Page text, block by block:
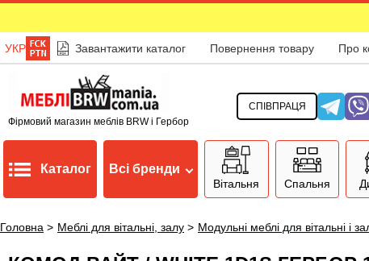
УКР Завантажити каталог Повернення товару Про
Фірмовий магазин меблів BRW і Гербор
СПІВПРАЦЯ
Каталог Всі бренди
Вітальня Спальня
Головна > Меблі для вітальні, залу > Модульні меблі для вітальні і